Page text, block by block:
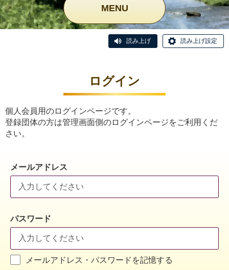
MENU
読み上げ 読み上げ設定
ログイン
個人会員用のログインページです。
登録団体の方は管理画面側のログインページをご利用くだ
さい。
メールアドレス
パスワード
メールアドレス・パスワードを記憶する